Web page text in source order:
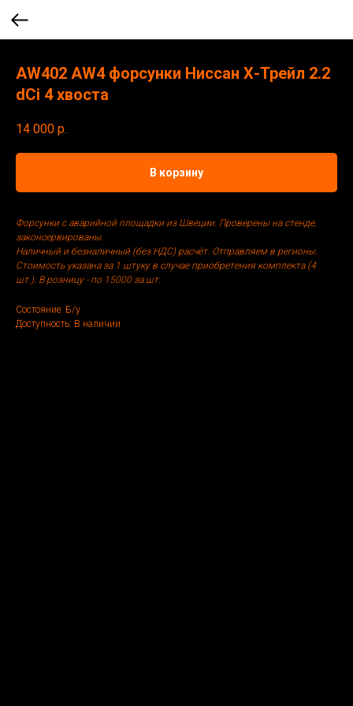
AW402 AW4 форсунки Ниссан Х-Трейл 2.2
dCi 4 хвоста
14 000 р.
В корзину
Форсунки с аварийной площадки из Швеции. Проверены на стенде,
законсервированы.
Наличный и безналичный (без НДС) расчёт. Отправляем в регионы.
Стоимость указана за 1 штуку в случае приобретения комплекта (4
шт.). В розницу - по 15000 за шт.
Состояние: Б/у
Доступность: В наличии